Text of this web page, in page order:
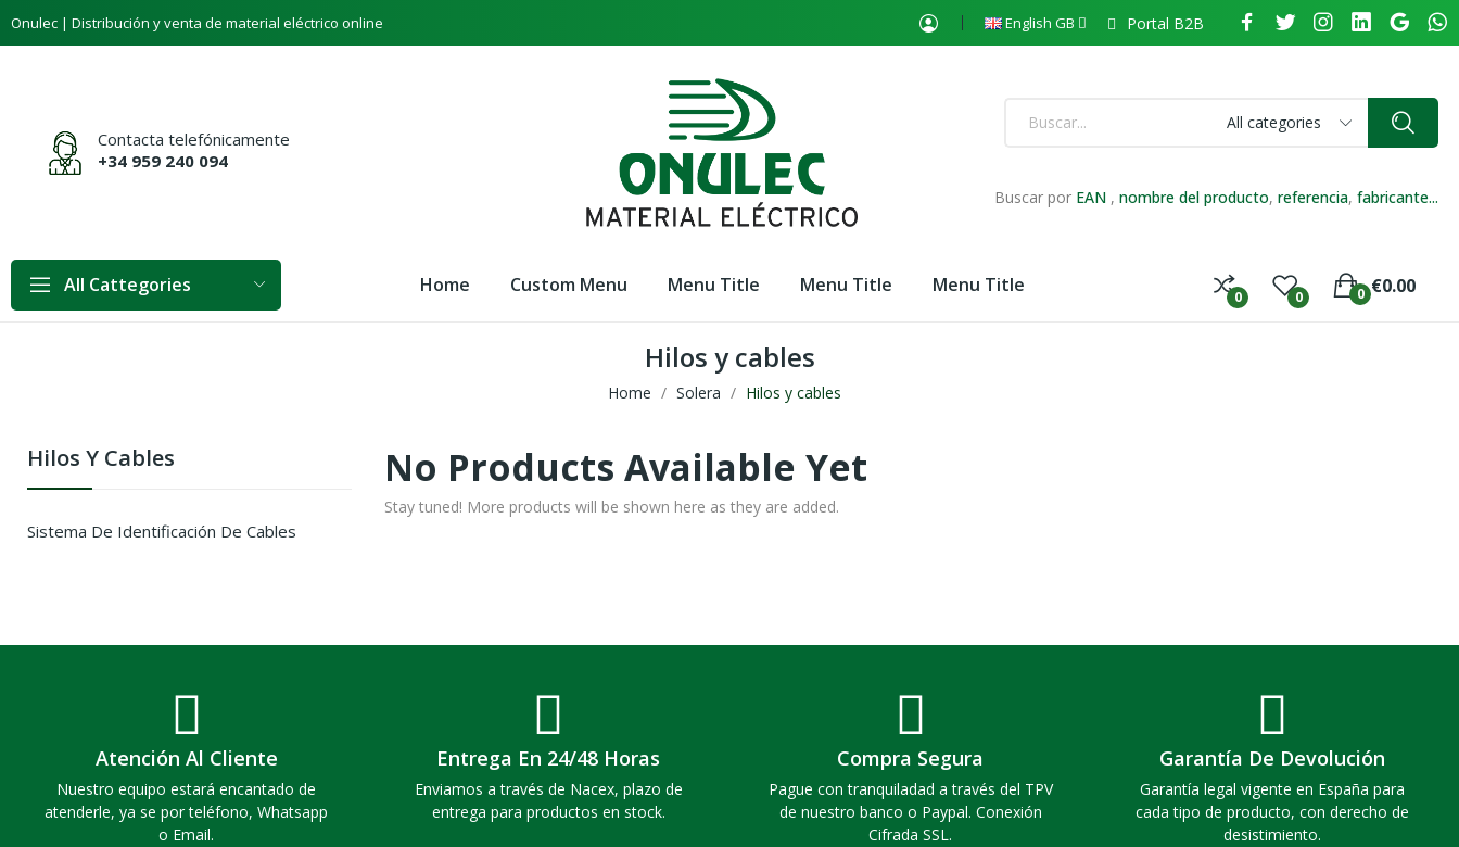
Onulec | Distribución y venta de material eléctrico online English GB Portal B2B
Contacta telefónicamente
+34 959 240 094
All categories
Buscar por EAN ,nombre del producto,referencia,fabricante...
All Cattegories Home Custom Menu Menu Title Menu Title Menu Title
0 0 €0.00
0
Hilos y cables
Home Solera Hilos y cables
Hilos Y Cables
Sistema De Identificación De Cables
No Products Available Yet
Stay tuned! More products will be shown here as they are added.
Atención Al Cliente
Nuestro equipo estará encantado de
atenderle, ya se por teléfono, Whatsapp
o Email.
Entrega En 24/48 Horas
Enviamos a través de Nacex, plazo de
entrega para productos en stock.
Compra Segura
Pague con tranquiladad a través del TPV
de nuestro banco o Paypal. Conexión
Cifrada SSL.
Garantía De Devolución
Garantía legal vigente en España para
cada tipo de producto, con derecho de
desistimiento.